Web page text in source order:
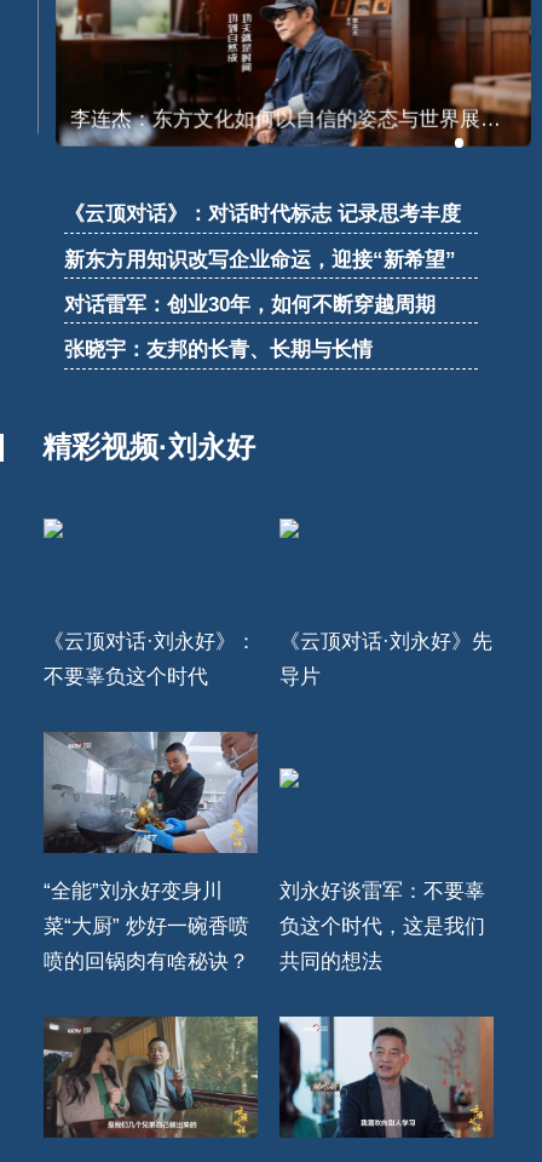
李连杰：东方文化如何以自信的姿态与世界展开
深度对话
《云顶对话》：对话时代标志 记录思考丰度
新东方用知识改写企业命运，迎接“新希望”
对话雷军：创业30年，如何不断穿越周期
张晓宇：友邦的长青、长期与长情
精彩视频·刘永好
《云顶对话·刘永好》：
不要辜负这个时代
《云顶对话·刘永好》先
导片
“全能”刘永好变身川
菜“大厨” 炒好一碗香喷
喷的回锅肉有啥秘诀？
刘永好谈雷军：不要辜
负这个时代，这是我们
共同的想法